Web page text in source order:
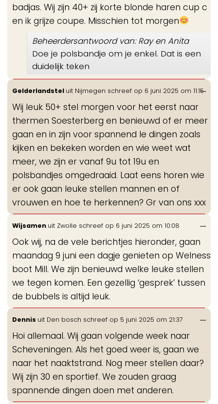
badjas. Wij zijn 40+ zij korte blonde haren cup c
en ik grijze coupe. Misschien tot morgen
Beheerdersantwoord van: Ray en Anita
Doe je polsbandje om je enkel. Dat is een
duidelijk teken
Gelderlandstel uit Nijmegen schreef op 6 juni 2025 om 11:15
Wij leuk 50+ stel morgen voor het eerst naar
thermen Soesterberg en benieuwd of er meer
gaan en in zijn voor spannend le dingen zoals
kijken en bekeken worden en wie weet wat
meer, we zijn er vanaf 9u tot 19u en
polsbandjes omgedraaid. Laat eens horen wie
er ook gaan leuke stellen mannen en of
vrouwen en hoe te herkennen? Gr van ons xxx
...
Wijsamen uit Zwolle schreef op 6 juni 2025 om 10:08
Ook wij, na de vele berichtjes hieronder, gaan
maandag 9 juni een dagje genieten op Welness
boot Mill. We zijn benieuwd welke leuke stellen
we tegen komen. Een gezellig ‘gesprek’ tussen
de bubbels is altijd leuk.
...
Dennis uit Den bosch schreef op 5 juni 2025 om 21:37
Hoi allemaal. Wij gaan volgende week naar
Scheveningen. Als het goed weer is, gaan we
naar het naaktstrand. Nog meer stellen daar?
Wij zijn 30 en sportief. We zouden graag
spannende dingen doen met anderen.
...